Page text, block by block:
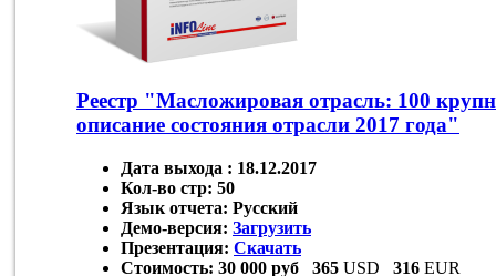
Реестр "Масложировая отрасль: 100
описание состояния отрасли 2017 года"
Дата выхода : 18.12.2017
Кол-во стр: 50
Язык отчета: Русский
Демо-версия: Загрузить
Презентация: Скачать
Стоимость: 30 000 руб 365 USD 316 EUR